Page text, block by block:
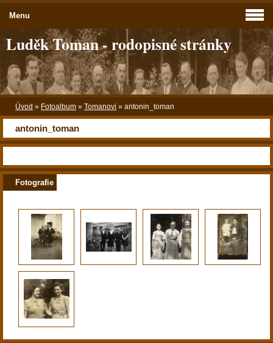
Luděk Toman - rodopisné stránky
Úvod » Fotoalbum » Tomanovi » antonin_toman
antonin_toman
Fotografie
Menu